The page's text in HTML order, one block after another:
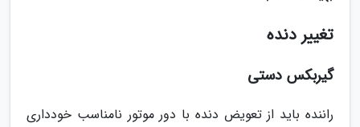
تغییر دنده
گیربکس دستی
راننده باید از تعویض دنده با دور موتور نامناسب خودداری